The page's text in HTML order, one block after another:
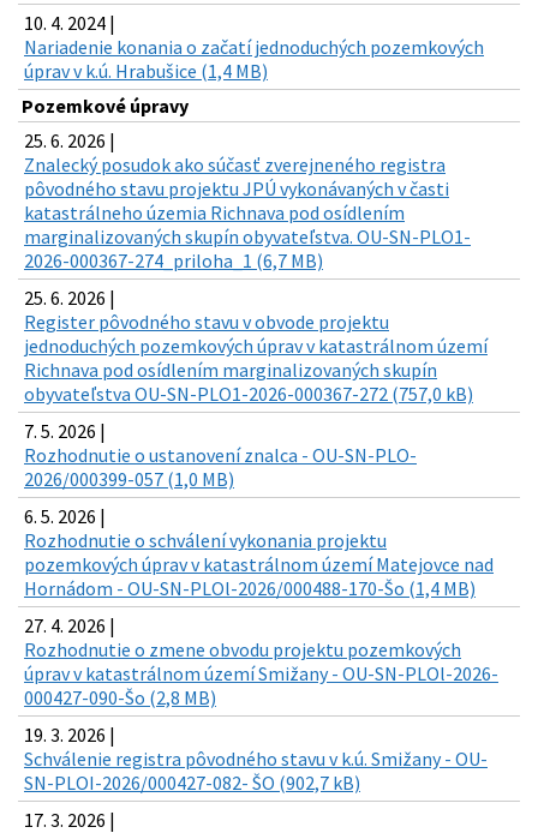
10. 4. 2024 |
Nariadenie konania o začatí jednoduchých pozemkových
úprav v k.ú. Hrabušice (1,4 MB)
Pozemkové úpravy
25. 6. 2026 |
Znalecký posudok ako súčasť zverejneného registra
pôvodného stavu projektu JPÚ vykonávaných v časti
katastrálneho územia Richnava pod osídlením
marginalizovaných skupín obyvateľstva. OU-SN-PLO1-
2026-000367-274_priloha_1 (6,7 MB)
25. 6. 2026 |
Register pôvodného stavu v obvode projektu
jednoduchých pozemkových úprav v katastrálnom území
Richnava pod osídlením marginalizovaných skupín
obyvateľstva OU-SN-PLO1-2026-000367-272 (757,0 kB)
7. 5. 2026 |
Rozhodnutie o ustanovení znalca - OU-SN-PLO-
2026/000399-057 (1,0 MB)
6. 5. 2026 |
Rozhodnutie o schválení vykonania projektu
pozemkových úprav v katastrálnom území Matejovce nad
Hornádom - OU-SN-PLOl-2026/000488-170-Šo (1,4 MB)
27. 4. 2026 |
Rozhodnutie o zmene obvodu projektu pozemkových
úprav v katastrálnom území Smižany - OU-SN-PLOl-2026-
000427-090-Šo (2,8 MB)
19. 3. 2026 |
Schválenie registra pôvodného stavu v k.ú. Smižany - OU-
SN-PLOI-2026/000427-082- ŠO (902,7 kB)
17. 3. 2026 |